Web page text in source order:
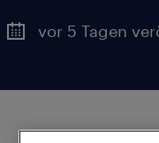
vor 5 Tagen